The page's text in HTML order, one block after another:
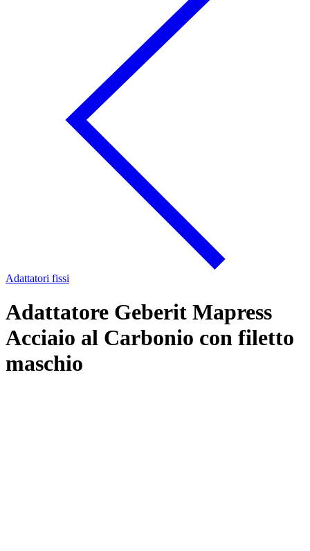
Adattatori fissi
Adattatore Geberit Mapress
Acciaio al Carbonio con filetto
maschio